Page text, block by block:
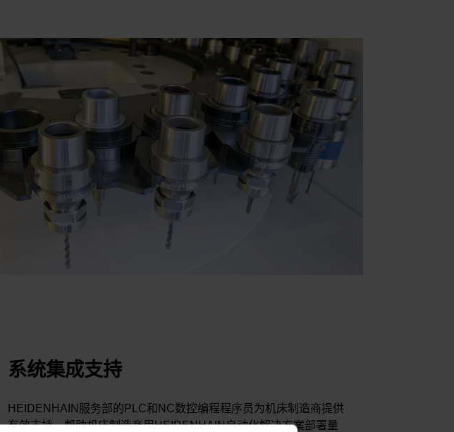
系统集成支持
HEIDENHAIN服务部的PLC和NC数控编程程序员为机床制造商提供
有效支持，帮助机床制造商用HEIDENHAIN自动化解决方案部署量